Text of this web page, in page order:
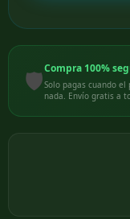
🛡️Compra 100%
Solo pagas cuando
nada. Envío gratis a